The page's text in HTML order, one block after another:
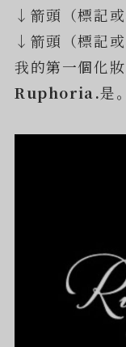
↓箭頭（標記或
↓箭頭（標記或
我的第一個化
Ruphoria.是。